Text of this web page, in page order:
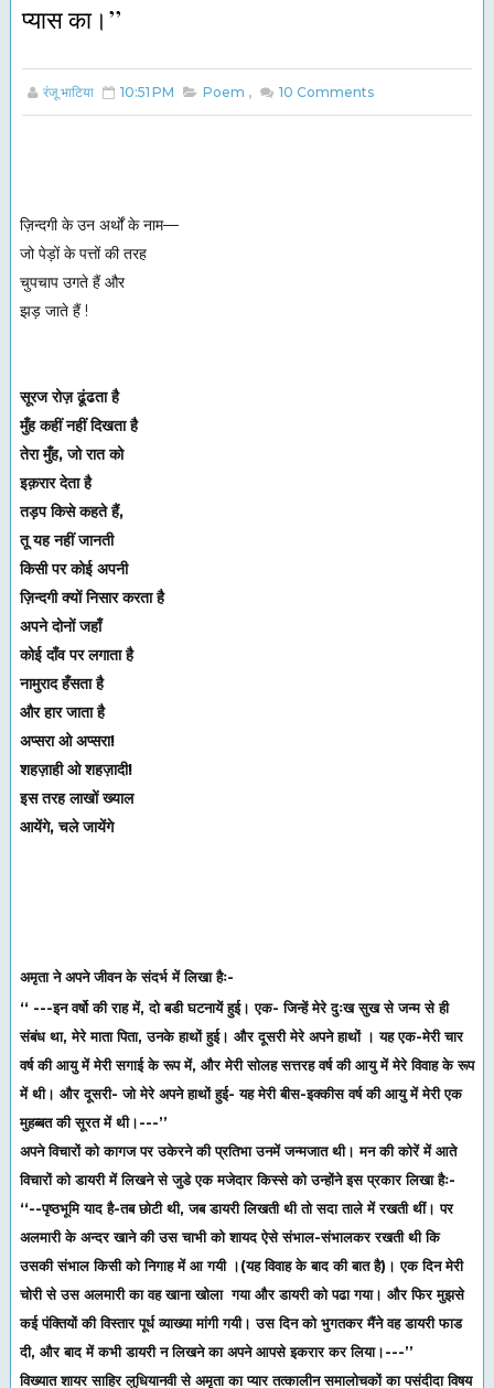
प्यास का।’’
रंजू भाटिया 10:51 PM Poem , 10 Comments
ज़िन्दगी के उन अर्थों के नाम—
जो पेड़ों के पत्तों की तरह
चुपचाप उगते हैं और
झड़ जाते हैं !
सूरज रोज़ ढूंढता है
मुँह कहीं नहीं दिखता है
तेरा मुँह, जो रात को
इक़रार देता है
तड़प किसे कहते हैं,
तू यह नहीं जानती
किसी पर कोई अपनी
ज़िन्दगी क्यों निसार करता है
अपने दोनों जहाँ
कोई दाँव पर लगाता है
नामुराद हँसता है
और हार जाता है
अप्सरा ओ अप्सरा!
शहज़ाही ओ शहज़ादी!
इस तरह लाखों ख्याल
आयेंगे, चले जायेंगे
अमृता ने अपने जीवन के संदर्भ में लिखा हैः-
‘‘ ---इन वर्षो की राह में, दो बडी घटनायें हुई। एक- जिन्हें मेरे दुःख सुख से जन्म से ही
संबंध था, मेरे माता पिता, उनके हाथों हुई। और दूसरी मेरे अपने हाथों । यह एक-मेरी चार
वर्ष की आयु में मेरी सगाई के रूप में, और मेरी सोलह सत्तरह वर्ष की आयु में मेरे विवाह के रूप
में थी। और दूसरी- जो मेरे अपने हाथों हुई- यह मेरी बीस-इक्कीस वर्ष की आयु में मेरी एक
मुहब्बत की सूरत में थी।---’’
अपने विचारों को कागज पर उकेरने की प्रतिभा उनमें जन्मजात थी। मन की कोरें में आते
विचारों को डायरी में लिखने से जुडे एक मजेदार किस्से को उन्होंने इस प्रकार लिखा हैः-
‘‘--पृष्ठभूमि याद है-तब छोटी थी, जब डायरी लिखती थी तो सदा ताले में रखती थीं। पर
अलमारी के अन्दर खाने की उस चाभी को शायद ऐसे संभाल-संभालकर रखती थी कि
उसकी संभाल किसी को निगाह में आ गयी ।(यह विवाह के बाद की बात है)। एक दिन मेरी
चोरी से उस अलमारी का वह खाना खोला गया और डायरी को पढा गया। और फिर मुझसे
कई पंक्तियों की विस्तार पूर्ध व्याख्या मांगी गयी। उस दिन को भुगतकर मैंने वह डायरी फाड
दी, और बाद में कभी डायरी न लिखने का अपने आपसे इकरार कर लिया।---’’
विख्यात शायर साहिर लुधियानवी से अमृता का प्यार तत्कालीन समालोचकों का पसंदीदा विषय